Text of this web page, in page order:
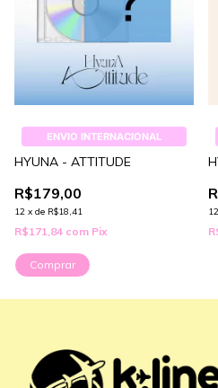
ENVIO INTERNACIONAL
HYUNA - ATTITUDE
R$179,00
12 x de R$18,41
R$171,84 com Pix
12